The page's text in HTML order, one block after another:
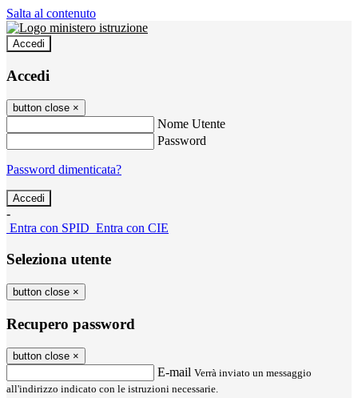
Salta al contenuto
Accedi
Accedi
button close ×
Nome Utente
Password
Password dimenticata?
-
Entra con SPID Entra con CIE
Seleziona utente
button close ×
Recupero password
button close ×
E-mail Verrà inviato un messaggio
all'indirizzo indicato con le istruzioni necessarie.